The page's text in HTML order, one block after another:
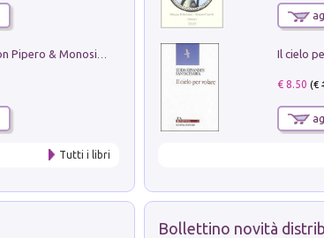
Tutti i libri
Il cielo
€ 8.50 (€
Bollettino novità